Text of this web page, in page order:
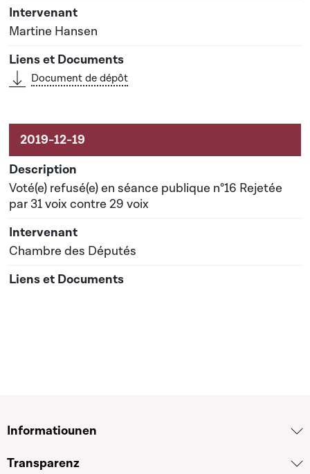
Martine Hansen
Document de dépôt
Voté(e) refusé(e) en séance publique n°16 Rejetée
par 31 voix contre 29 voix
Chambre des Députés
Informatiounen
Transparenz